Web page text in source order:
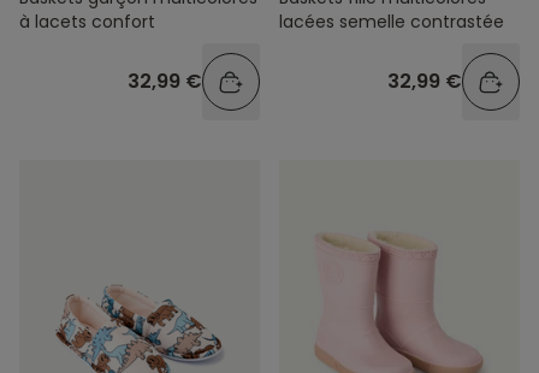
à lacets confort
32,99 €
lacées semelle contrastée
32,99 €